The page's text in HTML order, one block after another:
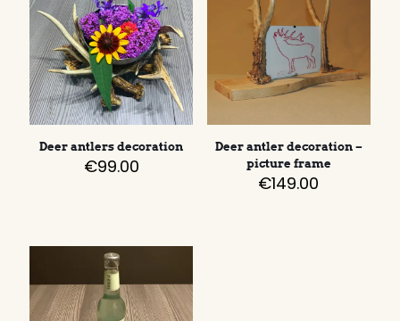
Deer antlers decoration
€99.00
Deer antler decoration –
picture frame
€149.00